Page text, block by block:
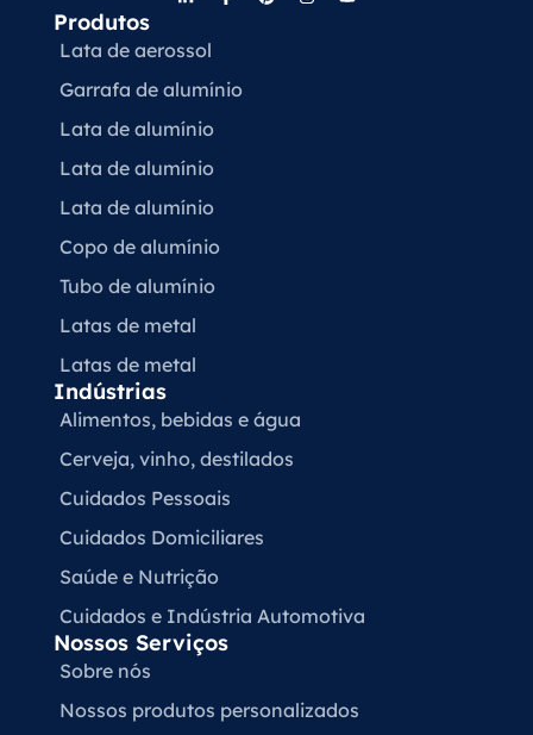
Produtos
Lata de aerossol
Garrafa de alumínio
Lata de alumínio
Lata de alumínio
Lata de alumínio
Copo de alumínio
Tubo de alumínio
Latas de metal
Latas de metal
Indústrias
Alimentos, bebidas e água
Cerveja, vinho, destilados
Cuidados Pessoais
Cuidados Domiciliares
Saúde e Nutrição
Cuidados e Indústria Automotiva
Nossos Serviços
Sobre nós
Nossos produtos personalizados